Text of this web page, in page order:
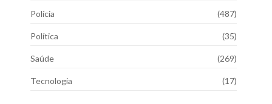
Polícia (487)
Política (35)
Saúde (269)
Tecnologia (17)